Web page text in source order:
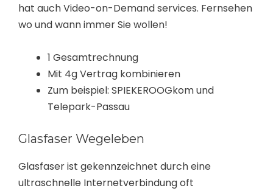
hat auch Video-on-Demand services. Fernsehen
wo und wann immer Sie wollen!
1 Gesamtrechnung
Mit 4g Vertrag kombinieren
Zum beispiel: SPIEKEROOGkom und
Telepark-Passau
Glasfaser Wegeleben
Glasfaser ist gekennzeichnet durch eine
ultraschnelle Internetverbindung oft